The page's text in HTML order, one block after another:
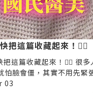
把這篇收藏起來！🙋‍♀️
把這篇收藏起來！🙋‍♀️ 很多
臉會僵，其實不用先緊張 肉
單：把太用力的地方放鬆一
擠出來，看起來更乾淨、
03